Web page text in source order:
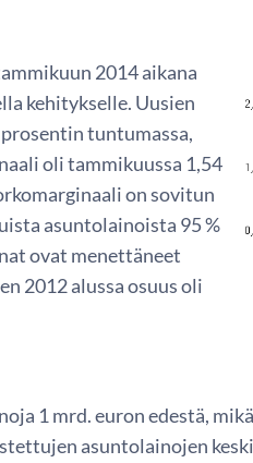
2014 aikana
kehitykselle. Uusien
tuntumassa,
oli tammikuussa 1,54
on sovitun
asuntolainoista 95 %
ovat menettäneet
2012 alussa osuus oli
1 mrd. euron edestä,
asuntolainojen